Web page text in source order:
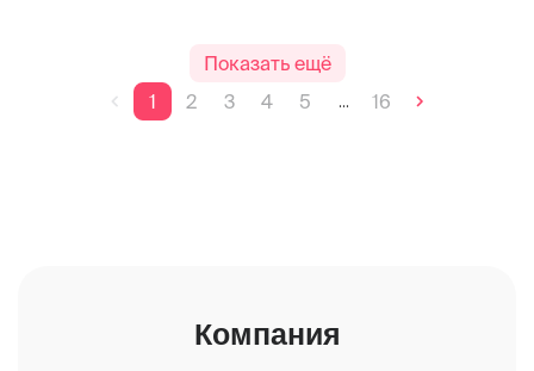
Показать ещё
1
2 3 4 5 ... 16
Компания